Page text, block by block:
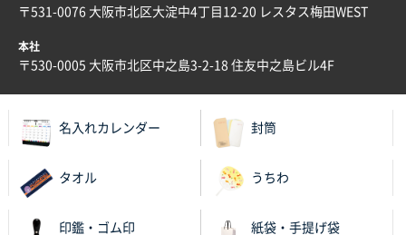
2025年12月22日 03:31
枚
uni ジェットストリーム 07
100枚
〒531-0076 大阪市北区大淀中4丁目12-20 レスタス梅田WEST
本社
〒530-0005 大阪市北区中之島3-2-18 住友中之島ビル4F
名入れカレンダー 封筒
タオル うちわ
印鑑・ゴム印 紙袋・手提げ袋